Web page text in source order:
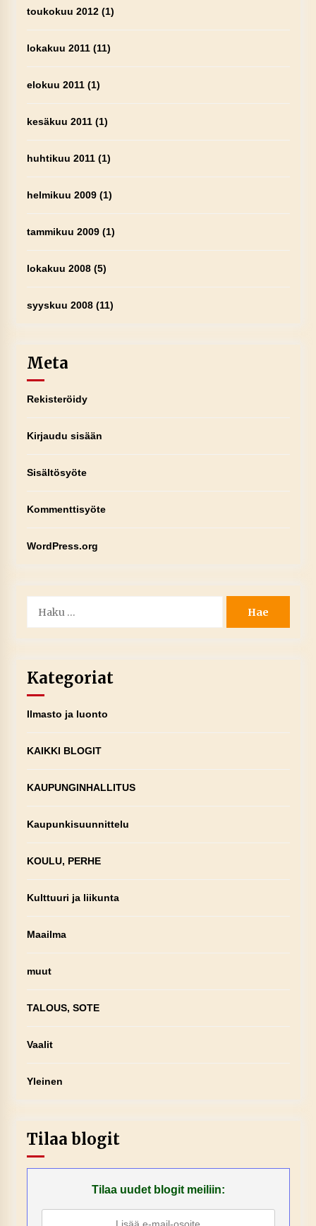
toukokuu 2012(1)
lokakuu 2011(11)
elokuu 2011(1)
kesäkuu 2011(1)
huhtikuu 2011(1)
helmikuu 2009(1)
tammikuu 2009(1)
lokakuu 2008(5)
syyskuu 2008(11)
Meta
Rekisteröidy
Kirjaudu sisään
Sisältösyöte
Kommenttisyöte
WordPress.org
Kategoriat
Ilmasto ja luonto
KAIKKI BLOGIT
KAUPUNGINHALLITUS
Kaupunkisuunnittelu
KOULU, PERHE
Kulttuuri ja liikunta
Maailma
muut
TALOUS, SOTE
Vaalit
Yleinen
Tilaa blogit
Tilaa uudet blogit meiliin: